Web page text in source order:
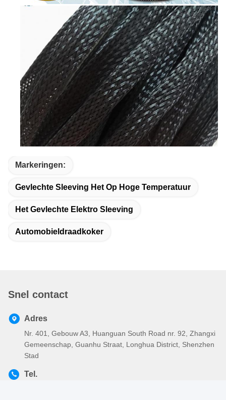
Markeringen:
Gevlechte Sleeving Het Op Hoge Temperatuur
Het Gevlechte Elektro Sleeving
Automobieldraadkoker
Snel contact
Adres
Nr. 401, Gebouw A3, Huanguan South Road nr. 92, Zhangxi
Gemeenschap, Guanhu Straat, Longhua District, Shenzhen
Stad
Tel.